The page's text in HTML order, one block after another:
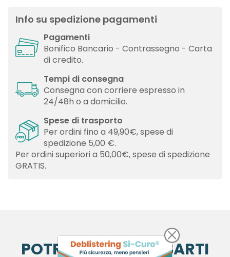
Crea lista dei desideri
Accedi ×
Info su spedizione pagamenti
Pagamenti
Bonifico Bancario - Contrassegno - Carta
di credito.
Tempi di consegna
Consegna con corriere espresso in
24/48h o a domicilio.
Spese di trasporto
Per ordini fino a 49,90€, spese di
spedizione 5,00 €.
Per ordini superiori a 50,00€, spese di spedizione
GRATIS.
POTREBBE INTERESSARTI